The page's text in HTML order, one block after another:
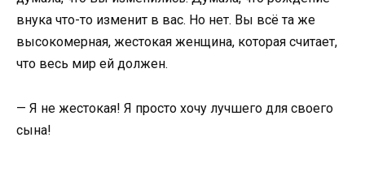
внука что-то изменит в вас. Но нет. Вы всё та же
высокомерная, жестокая женщина, которая считает,
что весь мир ей должен.
— Я не жестокая! Я просто хочу лучшего для своего
сына!